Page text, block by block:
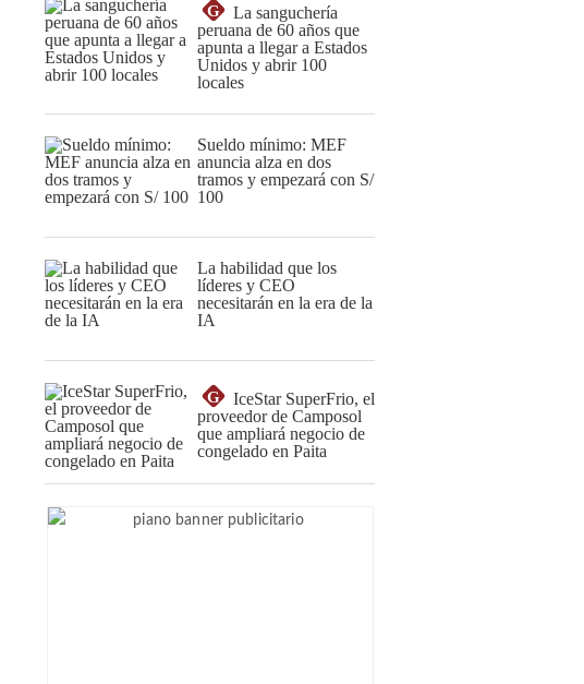
G
La sanguchería
peruana de 60 años que
apunta a llegar a Estados
Unidos y abrir 100
locales
Sueldo mínimo: MEF
anuncia alza en dos
tramos y empezará con S/
100
La habilidad que los
líderes y CEO
necesitarán en la era de la
IA
G
IceStar SuperFrio, el
proveedor de Camposol
que ampliará negocio de
congelado en Paita